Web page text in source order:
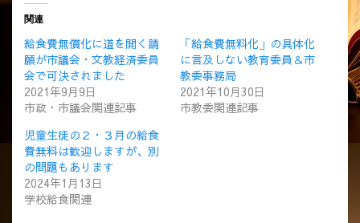
関連
給食費無償化に道を開く請
願が市議会・文教経済委員
会で可決されました
2021年9月9日
市政・市議会関連記事
「給食費無料化」の具体化
に言及しない教育委員＆市
教委事務局
2021年10月30日
市教委関連記事
児童生徒の２・３月の給食
費無料は歓迎しますが、別
の問題もあります
2024年1月13日
学校給食関連